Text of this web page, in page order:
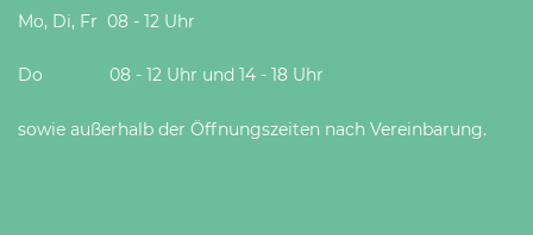
Mo, Di, Fr 08 - 12 Uhr
Do 08 - 12 Uhr und 14 - 18 Uhr
sowie außerhalb der Öffnungszeiten nach Vereinbarung.